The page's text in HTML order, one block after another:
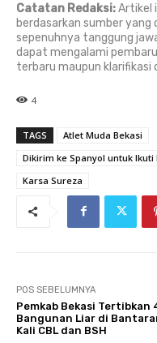
Catatan Redaksi:Artikel
berdasarkan sumber yang
sepenuhnya tanggung
dapat mengalami
terbaru maupun klarifikasi
4
TAGS
Atlet Muda Bekasi
Dikirim ke Spanyol untuk
Karsa Sureza
POS SEBELUMNYA
Pemkab Bekasi Tertibkan
Bangunan Liar di
Kali CBL dan BSH